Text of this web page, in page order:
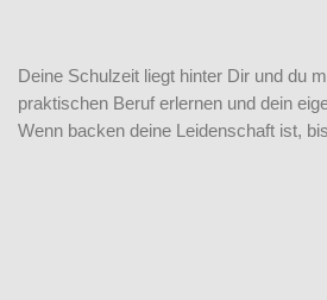
Deine Schulzeit liegt hinter Dir und du
praktischen Beruf erlernen und dein
Wenn backen deine Leidenschaft ist,